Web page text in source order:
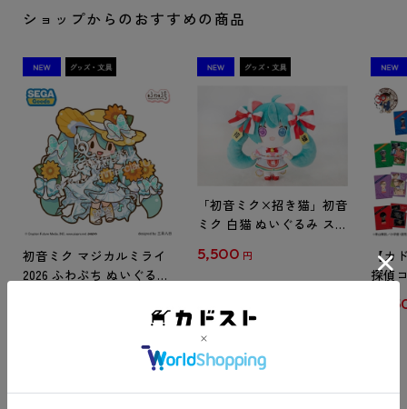
ショップからのおすすめの商品
初音ミク マジカルミライ
2026 ふわぷち ぬいぐるみ
「初音ミク×招き猫」初音
ミク 白猫 ぬいぐるみ スタ
5,500 円
【カ
探偵
クリ